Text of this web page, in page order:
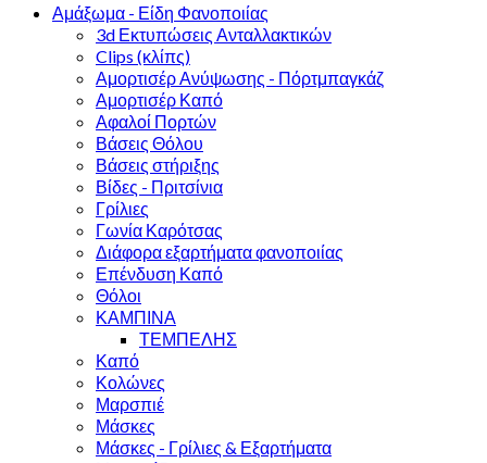
Αμάξωμα - Είδη Φανοποιίας
3d Εκτυπώσεις Ανταλλακτικών
Clips (κλίπς)
Αμορτισέρ Ανύψωσης - Πόρτμπαγκάζ
Αμορτισέρ Καπό
Αφαλοί Πορτών
Βάσεις Θόλου
Βάσεις στήριξης
Βίδες - Πριτσίνια
Γρίλιες
Γωνία Καρότσας
Διάφορα εξαρτήματα φανοποιίας
Επένδυση Καπό
Θόλοι
ΚΑΜΠΙΝΑ
ΤΕΜΠΕΛΗΣ
Καπό
Κολώνες
Μαρσπιέ
Μάσκες
Μάσκες - Γρίλιες & Εξαρτήματα